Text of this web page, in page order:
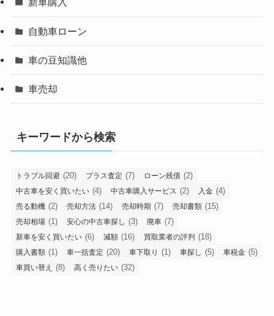
自動車ローン
車の豆知識他
車売却
キーワードから検索
トラブル回避 (20) プラス査定 (7) ローン残債 (2)
中古車を安く買いたい (4) 中古車購入サービス (2) 入金 (4)
売る動機 (2) 売却方法 (14) 売却時期 (7) 売却書類 (15)
売却相場 (1) 安心の中古車探し (3) 廃車 (7)
新車を安く買いたい (6) 減額 (16) 買取業者の評判 (18)
購入書類 (1) 車一括査定 (20) 車下取り (1) 車探し (5) 車税金 (5)
車買い替え (8) 高く売りたい (32)